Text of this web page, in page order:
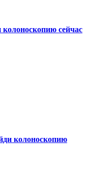
колоноскопию сейчас
колоноскопию